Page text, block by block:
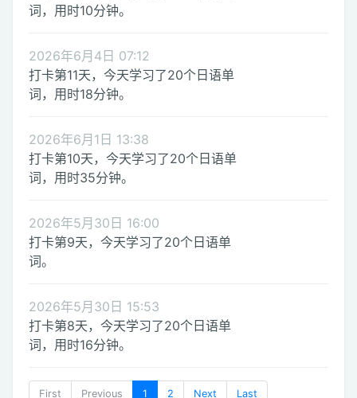
词，用时10分钟。
2026年6月4日 07:12
打卡第11天，今天学习了20个日语单
词，用时18分钟。
2026年6月1日 13:38
打卡第10天，今天学习了20个日语单
词，用时35分钟。
2026年5月30日 16:00
打卡第9天，今天学习了20个日语单
词。
2026年5月30日 15:53
打卡第8天，今天学习了20个日语单
词，用时16分钟。
First Previous 1 2 Next Last